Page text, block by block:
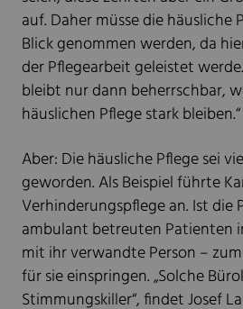
auf. Daher müsse die häusliche
Blick genommen werden, da
der Pflegearbeit geleistet
bleibt nur dann beherrschbar,
häuslichen Pflege stark bleiben.“
Aber: Die häusliche Pflege sei
geworden. Als Beispiel führte
Verhinderungspflege an. Ist die
ambulant betreuten Patienten
mit ihr verwandte Person –
für sie einspringen. „Solche
Stimmungskiller“, findet Josef